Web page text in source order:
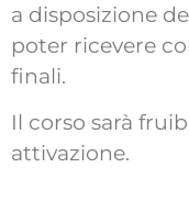
a disposizione
poter ricevere
finali.
Il corso sarà
attivazione.